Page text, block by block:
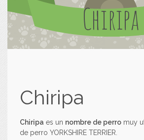
Chiripa
Chiripa
Chiripa es un nombre de perro muy
de perro YORKSHIRE TERRIER.